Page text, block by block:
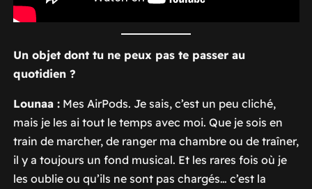
Un objet dont tu ne peux pas te passer au
quotidien ?
Lounaa :Mes AirPods. Je sais, c’est un peu cliché,
mais je les ai tout le temps avec moi. Que je sois en
train de marcher, de ranger ma chambre ou de traîner,
il y a toujours un fond musical. Et les rares fois où je
les oublie ou qu’ils ne sont pas chargés… c’est la